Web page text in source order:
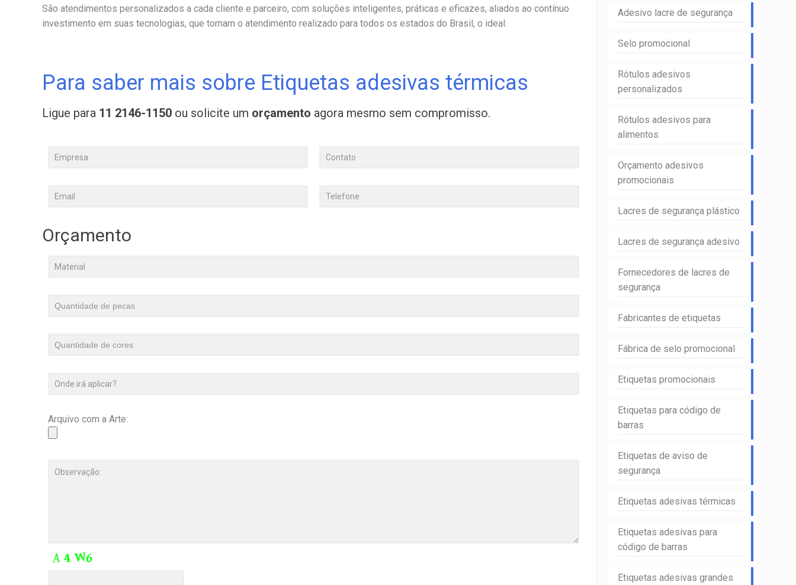
São atendimentos personalizados a cada cliente e parceiro, com soluções inteligentes, práticas e eficazes, aliados ao contínuo
investimento em suas tecnologias, que tornam o atendimento realizado para todos os estados do Brasil, o ideal.
Para saber mais sobre Etiquetas adesivas térmicas
Ligue para 11 2146-1150 ou solicite um orçamento agora mesmo sem compromisso.
Orçamento
Arquivo com a Arte:
Adesivo lacre de segurança
Selo promocional
Rótulos adesivos
personalizados
Rótulos adesivos para
alimentos
Orçamento adesivos
promocionais
Lacres de segurança plástico
Lacres de segurança adesivo
Fornecedores de lacres de
segurança
Fabricantes de etiquetas
Fábrica de selo promocional
Etiquetas promocionais
Etiquetas para código de
barras
Etiquetas de aviso de
segurança
Etiquetas adesivas térmicas
Etiquetas adesivas para
código de barras
Etiquetas adesivas grandes